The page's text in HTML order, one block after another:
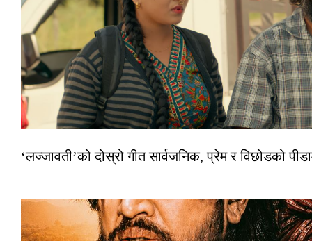
‘लज्जावती’को दोस्रो गीत सार्वजनिक, प्रेम र विछोडको